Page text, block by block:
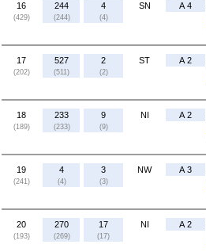
16
(429)
244
(244)
4
(4)
SN A 4
17
(202)
527
(511)
2
(2)
ST A 2
18
(189)
233
(233)
9
(9)
NI A 2
19
(241)
4
(4)
3
(3)
NW A 3
20
(193)
270
(269)
17
(17)
NI A 2